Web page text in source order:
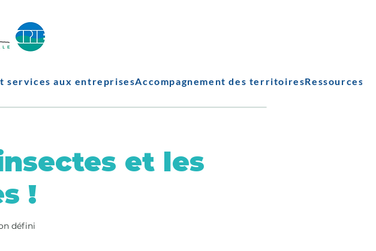
services aux entreprisesAccompagnement des territoiresRessources
et les
!
défini